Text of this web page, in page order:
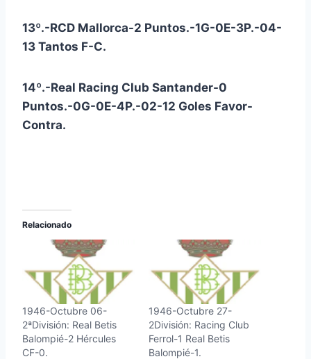
13º.-RCD Mallorca-2 Puntos.-1G-0E-3P.-04-
13 Tantos F-C.
14º.-Real Racing Club Santander-0
Puntos.-0G-0E-4P.-02-12 Goles Favor-
Contra.
Relacionado
1946-Octubre 06-
2ªDivisión: Real Betis
Balompié-2 Hércules
CF-0.
1946-Octubre 27-
2División: Racing Club
Ferrol-1 Real Betis
Balompié-1.